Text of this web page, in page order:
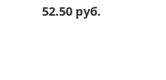
52.50 руб.